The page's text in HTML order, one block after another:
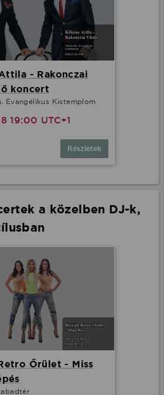
- Rakonczai
koncert
Evangélikus Kistemplom
19:00 UTC+1
Részletek
a közelben DJ-k,
Őrület - Miss